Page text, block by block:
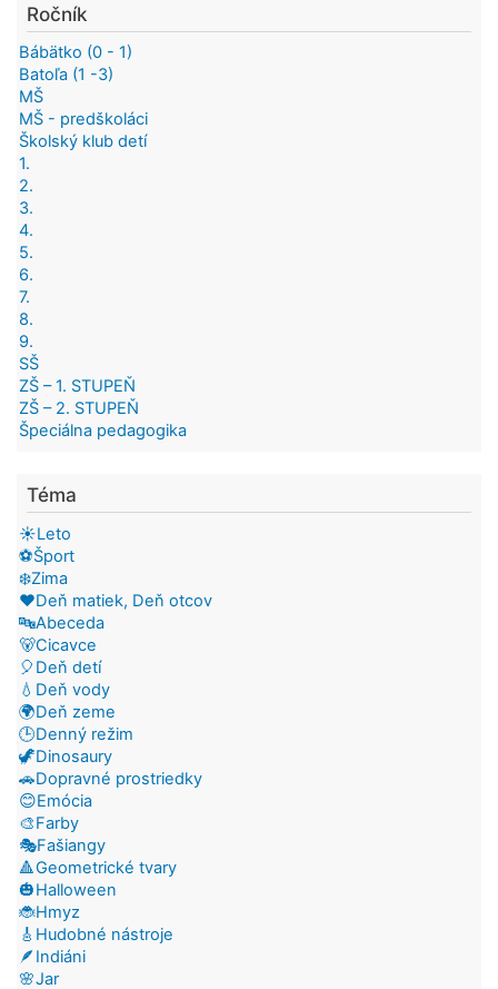
Ročník
Bábätko (0 - 1)
Batoľa (1 -3)
MŠ
MŠ - predškoláci
Školský klub detí
1.
2.
3.
4.
5.
6.
7.
8.
9.
SŠ
ZŠ – 1. STUPEŇ
ZŠ – 2. STUPEŇ
Špeciálna pedagogika
Téma
☀️Leto
⚽Šport
❄️Zima
❤️Deň matiek, Deň otcov
🔤Abeceda
🐻Cicavce
🎈Deň detí
💧Deň vody
🌍Deň zeme
🕒Denný režim
🦖Dinosaury
🚗Dopravné prostriedky
😊Emócia
🎨Farby
🎭Fašiangy
🔺Geometrické tvary
🎃Halloween
🐞Hmyz
🎸Hudobné nástroje
🪶Indiáni
🌸Jar